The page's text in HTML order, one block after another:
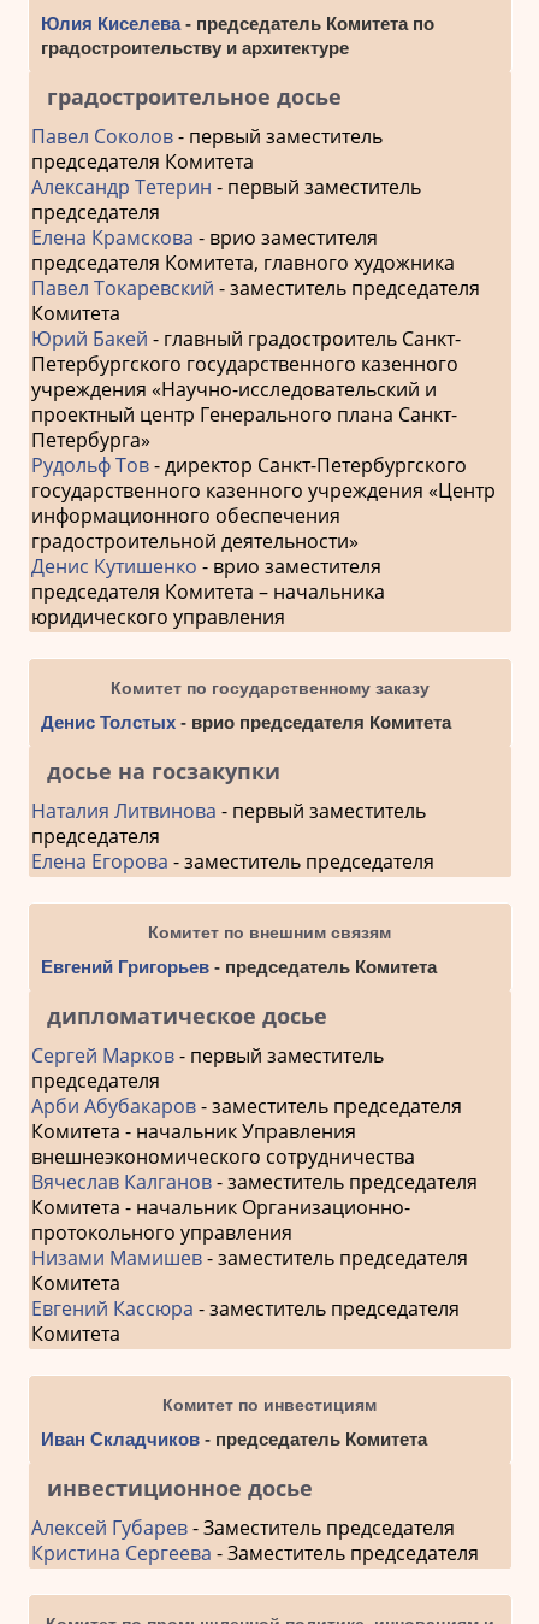
Юлия Киселева- председатель Комитета по
градостроительству и архитектуре
градостроительное досье
Павел Соколов- первый заместитель
председателя Комитета
Александр Тетерин - первый заместитель
председателя
Елена Крамскова - врио заместителя
председателя Комитета, главного художника
Павел Токаревский - заместитель председателя
Комитета
Юрий Бакей - главный градостроитель Санкт-
Петербургского государственного казенного
учреждения «Научно-исследовательский и
проектный центр Генерального плана Санкт-
Петербурга»
Рудольф Тов- директор Санкт-Петербургского
государственного казенного учреждения «Центр
информационного обеспечения
градостроительной деятельности»
Денис Кутишенко - врио заместителя
председателя Комитета – начальника
юридического управления
Комитет по государственному заказу
Денис Толстых- врио председателя Комитета
досье на госзакупки
Наталия Литвинова - первый заместитель
председателя
Елена Егорова - заместитель председателя
Комитет по внешним связям
Евгений Григорьев- председатель Комитета
дипломатическое досье
Сергей Марков- первый заместитель
председателя
Арби Абубакаров- заместитель председателя
Комитета - начальник Управления
внешнеэкономического сотрудничества
Вячеслав Калганов- заместитель председателя
Комитета - начальник Организационно-
протокольного управления
Низами Мамишев- заместитель председателя
Комитета
Евгений Кассюра - заместитель председателя
Комитета
Комитет по инвестициям
Иван Складчиков- председатель Комитета
инвестиционное досье
Алексей Губарев- Заместитель председателя
Кристина Сергеева - Заместитель председателя